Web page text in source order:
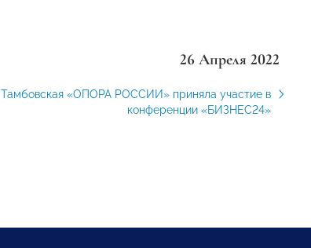
26 Апреля 2022
Тамбовская «ОПОРА РОССИИ» приняла участие в
конференции «БИЗНЕС24»